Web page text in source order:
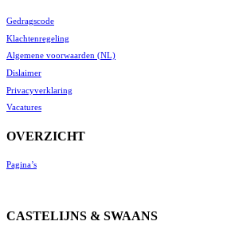
Gedragscode
Klachtenregeling
Algemene voorwaarden (NL)
Dislaimer
Privacyverklaring
Vacatures
OVERZICHT
Pagina’s
CASTELIJNS & SWAANS